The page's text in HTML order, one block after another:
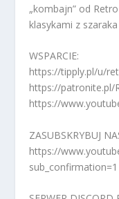
„kombajn” od
klasykami z szaraka
WSPARCIE:
https://tipply.pl/u/
https://patronite.pl/
https://
ZASUBSKRYBUJ
https://
sub_confirmation=1